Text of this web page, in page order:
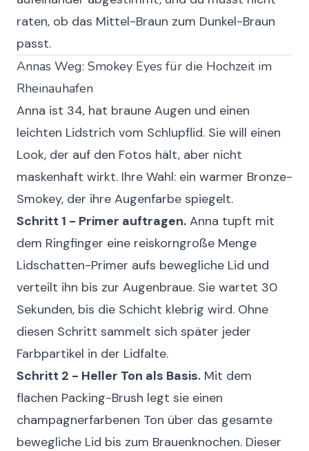
raten, ob das Mittel-Braun zum Dunkel-Braun
passt.
Annas Weg: Smokey Eyes für die Hochzeit im
Rheinauhafen
Anna ist 34, hat braune Augen und einen
leichten Lidstrich vom Schlupflid. Sie will einen
Look, der auf den Fotos hält, aber nicht
maskenhaft wirkt. Ihre Wahl: ein warmer Bronze-
Smokey, der ihre Augenfarbe spiegelt.
Schritt 1 - Primer auftragen. Anna tupft mit
dem Ringfinger eine reiskorngroße Menge
Lidschatten-Primer aufs bewegliche Lid und
verteilt ihn bis zur Augenbraue. Sie wartet 30
Sekunden, bis die Schicht klebrig wird. Ohne
diesen Schritt sammelt sich später jeder
Farbpartikel in der Lidfalte.
Schritt 2 - Heller Ton als Basis. Mit dem
flachen Packing-Brush legt sie einen
champagnerfarbenen Ton über das gesamte
bewegliche Lid bis zum Brauenknochen. Dieser